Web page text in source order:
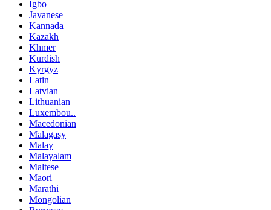
Igbo
Javanese
Kannada
Kazakh
Khmer
Kurdish
Kyrgyz
Latin
Latvian
Lithuanian
Luxembou..
Macedonian
Malagasy
Malay
Malayalam
Maltese
Maori
Marathi
Mongolian